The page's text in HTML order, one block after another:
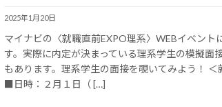
2025年1月20日
マイナビの〈就職直前EXPO理系〉WEBイベント
す。実際に内定が決まっている理系学生の模擬面
もあります。理系学生の面接を覗いてみよう！ ＜
■日時：２月１日（ […]